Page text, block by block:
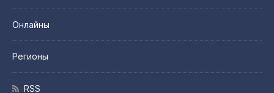
Онлайны
Регионы
RSS